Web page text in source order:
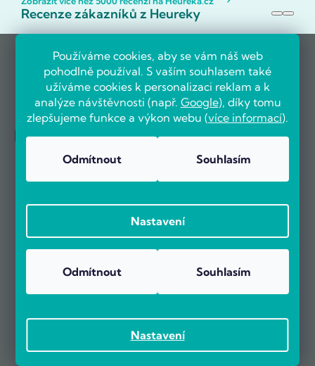
Používáme cookies, aby se vám náš web
pohodlně používal. S vaším souhlasem také
užíváme cookies k personalizaci reklam a k
analýze návštěvnosti (např. Google), díky tomu
zlepšujeme funkce a výkon webu (více informací).
Nastavení
Odmítnout Souhlasím
Nastavení
Odmítnout Souhlasím
Recenze zákazníků z Heureky
Reference firem